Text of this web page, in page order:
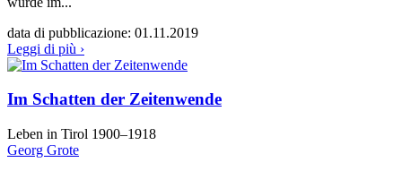
data di pubblicazione: 01.11.2019
Leggi di più ›
Im Schatten der Zeitenwende
Leben in Tirol 1900–1918
Georg Grote